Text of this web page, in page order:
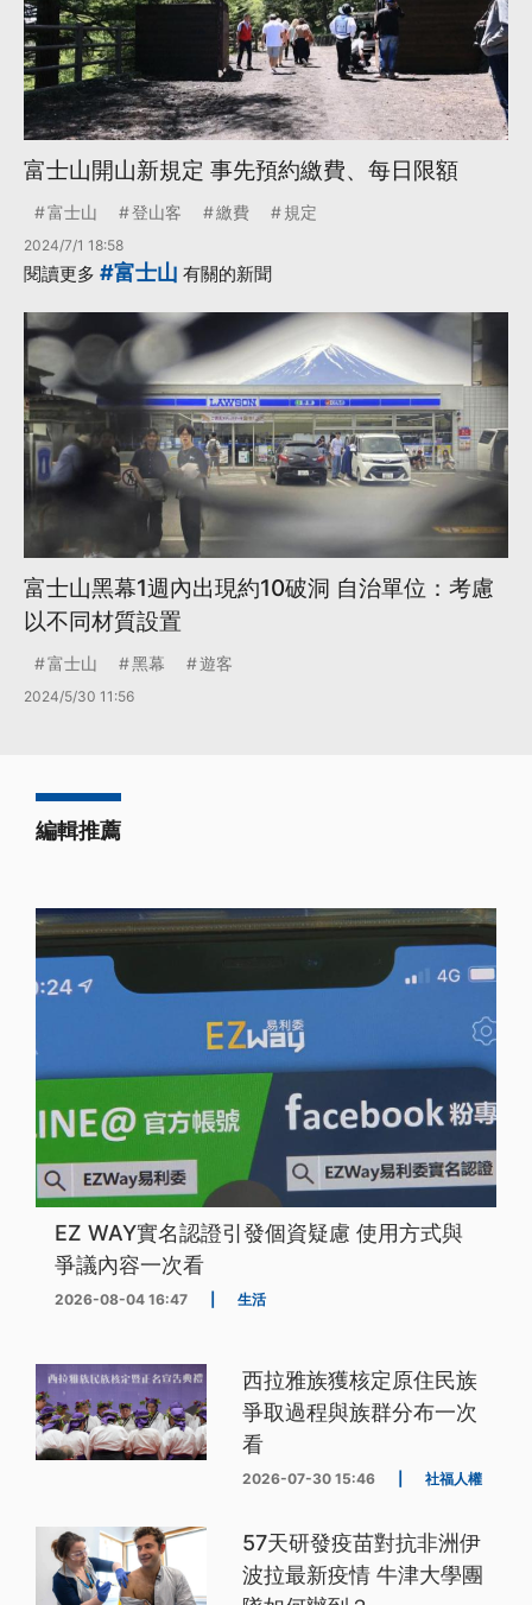
富士山開山新規定 事先預約繳費、每日限額
富士山 登山客 繳費 規定
2024/7/1 18:58
閱讀更多 #富士山 有關的新聞
富士山黑幕1週內出現約10破洞 自治單位：考慮
以不同材質設置
富士山 黑幕 遊客
2024/5/30 11:56
編輯推薦
EZ WAY實名認證引發個資疑慮 使用方式與
爭議內容一次看
2026-08-04 16:47 生活
西拉雅族獲核定原住民族
爭取過程與族群分布一次
看
2026-07-30 15:46 社福人權
57天研發疫苗對抗非洲伊
波拉最新疫情 牛津大學團